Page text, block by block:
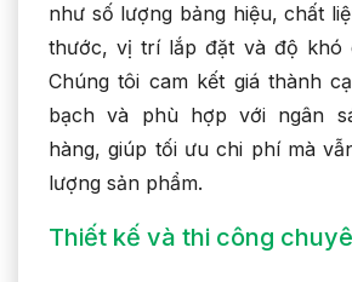
như số lượng bảng hiệu, chất
thước, vị trí lắp đặt và độ khó
Chúng tôi cam kết giá thành
bạch và phù hợp với ngân
hàng, giúp tối ưu chi phí mà
lượng sản phẩm.
Thiết kế và thi công